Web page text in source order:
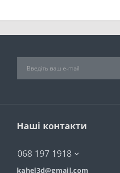
Наші контакти
068 197 1918
kahel3d@gmail.com